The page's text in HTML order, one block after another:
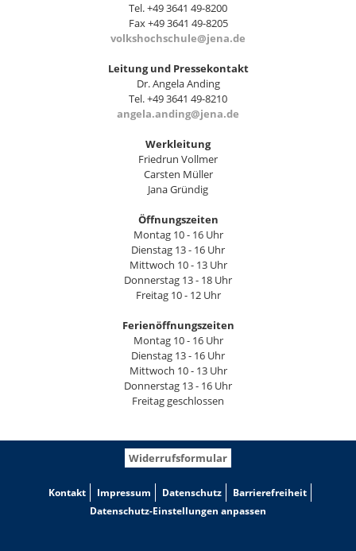
Tel. +49 3641 49-8200
Fax +49 3641 49-8205
volkshochschule@jena.de
Leitung und Pressekontakt
Dr. Angela Anding
Tel. +49 3641 49-8210
angela.anding@jena.de
Werkleitung
Friedrun Vollmer
Carsten Müller
Jana Gründig
Öffnungszeiten
Montag 10 - 16 Uhr
Dienstag 13 - 16 Uhr
Mittwoch 10 - 13 Uhr
Donnerstag 13 - 18 Uhr
Freitag 10 - 12 Uhr
Ferienöffnungszeiten
Montag 10 - 16 Uhr
Dienstag 13 - 16 Uhr
Mittwoch 10 - 13 Uhr
Donnerstag 13 - 16 Uhr
Freitag geschlossen
Widerrufsformular
Kontakt Impressum Datenschutz
Barrierefreiheit
Datenschutz-Einstellungen anpassen